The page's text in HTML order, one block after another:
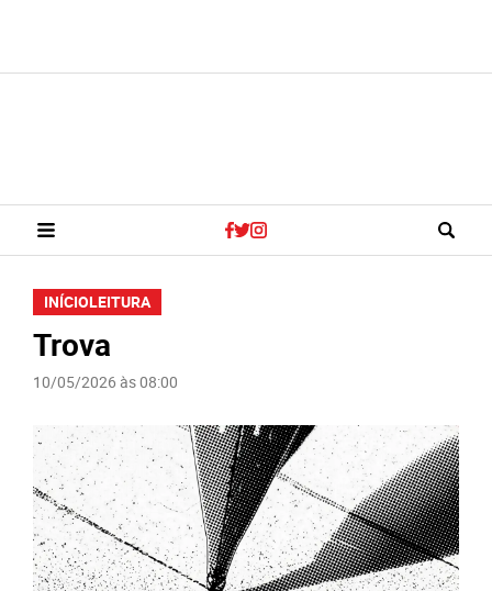
INÍCIOLEITURA
Trova
10/05/2026 às 08:00